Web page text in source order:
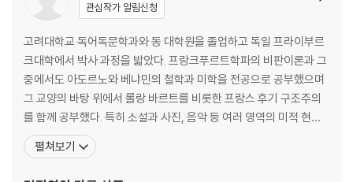
관심작가 알림신청
고려대학교 독어독문학과와 동 대학원을 졸업하고 독일 프라이부르
크대학에서 박사 과정을 밟았다. 프랑크푸르트학파의 비판이론과 그
중에서도 아도르노와 베냐민의 철학과 미학을 전공으로 공부했으며
그 교양의 바탕 위에서 롤랑 바르트를 비롯한 프랑스 후기 구조주의
를 함께 공부했다. 특히 소설과 사진, 음악 등 여러 영역의 미적 현상
들을 다양한 이론의 도움을 빌려 읽으면서 자본주의 문화와 삶이 갇
혀 있는 신화성을 드러내고 해체하는 일에 오랜 지적 관심을 두었다.
펼쳐보기